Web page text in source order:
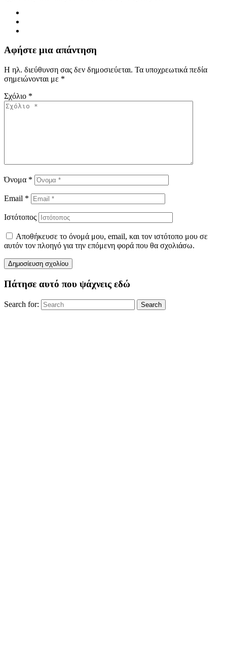
Αφήστε μια απάντηση
Η ηλ. διεύθυνση σας δεν δημοσιεύεται. Τα υποχρεωτικά πεδία
σημειώνονται με *
Σχόλιο *
Όνομα *
Email *
Ιστότοπος
Αποθήκευσε το όνομά μου, email, και τον ιστότοπο μου σε
αυτόν τον πλοηγό για την επόμενη φορά που θα σχολιάσω.
Πάτησε αυτό που ψάχνεις εδώ
Search for: Search